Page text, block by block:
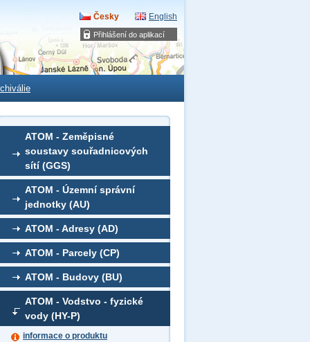
Přihlášení do aplikací
Česky English
ATOM - Zeměpisné
soustavy souřadnicových
sítí (GGS)
ATOM - Územní správní
jednotky (AU)
ATOM - Adresy (AD)
ATOM - Parcely (CP)
ATOM - Budovy (BU)
ATOM - Vodstvo - fyzické
vody (HY-P)
informace o produktu